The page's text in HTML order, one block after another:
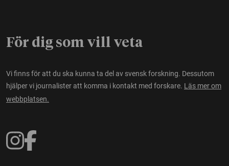
För dig som vill veta
Vi finns för att du ska kunna ta del av svensk forskning. Dessutom
hjälper vi journalister att komma i kontakt med forskare. Läs mer om
webbplatsen.